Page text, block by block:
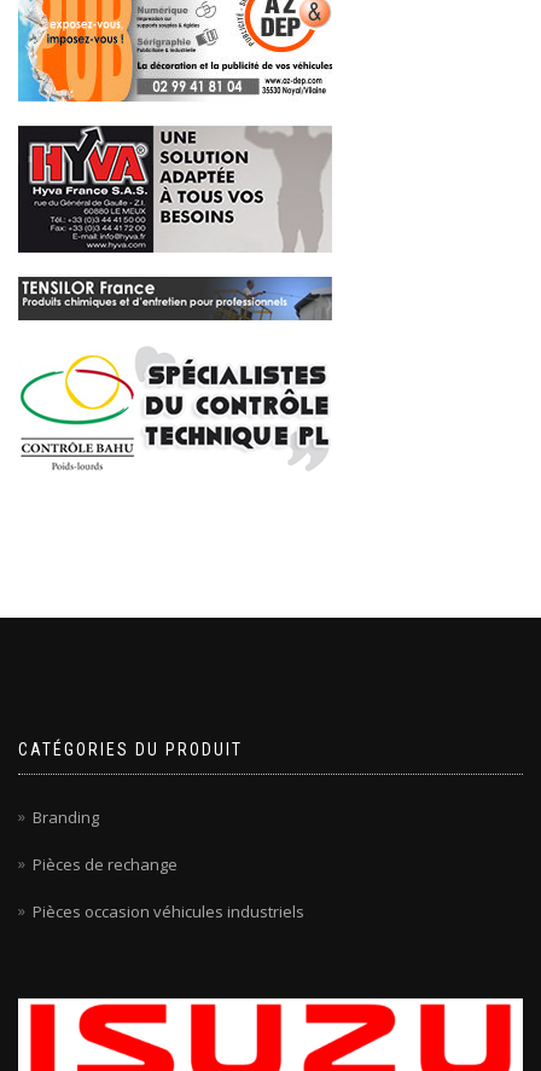
CATÉGORIES DU PRODUIT
Branding
Pièces de rechange
Pièces occasion véhicules industriels